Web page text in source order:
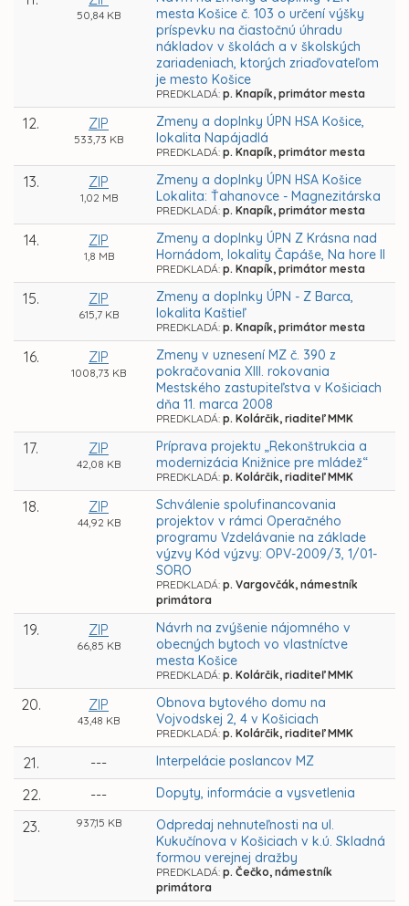
50,84 KB
mesta Košice č. 103 o určení výšky
príspevku na čiastočnú úhradu
nákladov v školách a v školských
zariadeniach, ktorých zriaďovateľom
je mesto Košice
PREDKLADÁ: p. Knapík, primátor mesta
12. ZIP
533,73 KB
Zmeny a doplnky ÚPN HSA Košice,
lokalita Napájadlá
PREDKLADÁ: p. Knapík, primátor mesta
13. ZIP
1,02 MB
Zmeny a doplnky ÚPN HSA Košice
Lokalita: Ťahanovce - Magnezitárska
PREDKLADÁ: p. Knapík, primátor mesta
14. ZIP
1,8 MB
Zmeny a doplnky ÚPN Z Krásna nad
Hornádom, lokality Čapáše, Na hore II
PREDKLADÁ: p. Knapík, primátor mesta
15. ZIP
615,7 KB
Zmeny a doplnky ÚPN - Z Barca,
lokalita Kaštieľ
PREDKLADÁ: p. Knapík, primátor mesta
16. ZIP
1008,73 KB
Zmeny v uznesení MZ č. 390 z
pokračovania XIII. rokovania
Mestského zastupiteľstva v Košiciach
dňa 11. marca 2008
PREDKLADÁ: p. Kolárčik, riaditeľ MMK
17. ZIP
42,08 KB
Príprava projektu „Rekonštrukcia a
modernizácia Knižnice pre mládež“
PREDKLADÁ: p. Kolárčik, riaditeľ MMK
18. ZIP
44,92 KB
Schválenie spolufinancovania
projektov v rámci Operačného
programu Vzdelávanie na základe
výzvy Kód výzvy: OPV-2009/3, 1/01-
SORO
PREDKLADÁ: p. Vargovčák, námestník
primátora
19. ZIP
66,85 KB
Návrh na zvýšenie nájomného v
obecných bytoch vo vlastníctve
mesta Košice
PREDKLADÁ: p. Kolárčik, riaditeľ MMK
20. ZIP
43,48 KB
Obnova bytového domu na
Vojvodskej 2, 4 v Košiciach
PREDKLADÁ: p. Kolárčik, riaditeľ MMK
21. --- Interpelácie poslancov MZ
22. --- Dopyty, informácie a vysvetlenia
23. 937,15 KB
Odpredaj nehnuteľnosti na ul.
Kukučínova v Košiciach v k.ú. Skladná
formou verejnej dražby
PREDKLADÁ: p. Čečko, námestník
primátora